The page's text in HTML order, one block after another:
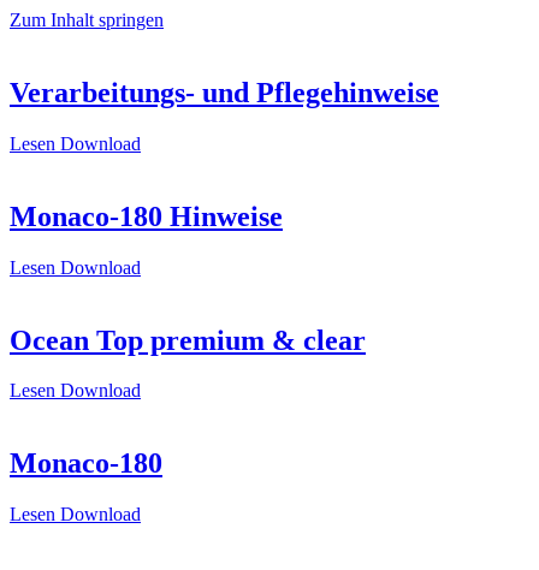
Zum Inhalt springen
Verarbeitungs- und Pflegehinweise
Lesen Download
Monaco-180 Hinweise
Lesen Download
Ocean Top premium & clear
Lesen Download
Monaco-180
Lesen Download